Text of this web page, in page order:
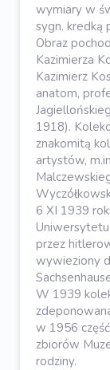
wymiary w
sygn. kredką
Obraz
Kazimierza
Kazimierz
anatom,
1918).
znakomitą
artystów,
6 XI 1939
przez
wywieziony
W 1939
w 1956
zbiorów
rodziny.